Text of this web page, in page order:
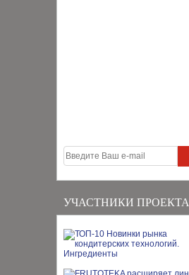
УЧАСТНИКИ ПРОЕКТА